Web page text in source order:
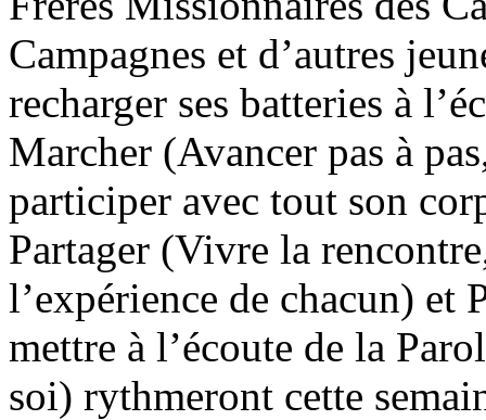
Campagnes et d’autres
recharger ses batteries à
Marcher (Avancer pas à
participer avec tout son
Partager (Vivre la
l’expérience de chacun) et
mettre à l’écoute de la
soi) rythmeront cette